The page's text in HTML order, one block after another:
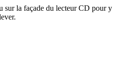
sur la façade du lecteur CD pour y